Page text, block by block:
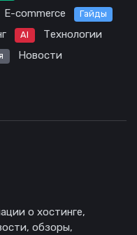
E-commerce Гайды
AI
Технологии
Новости
о хостинге,
обзоры,